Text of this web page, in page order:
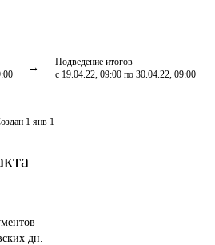
Подведение итогов
с 19.04.22, 09:00 по 30.04.22, 09:00
1 янв 1
дн.